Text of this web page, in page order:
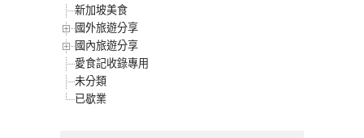
新加坡美食
國外旅遊分享
國內旅遊分享
愛食記收錄專用
未分類
已歇業